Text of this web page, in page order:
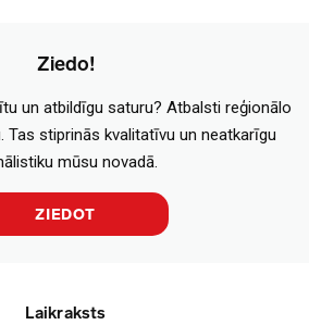
Ziedo!
un atbildīgu saturu? Atbalsti reģionālo
Tas stiprinās kvalitatīvu un neatkarīgu
mūsu novadā.
ZIEDOT
Laikraksts